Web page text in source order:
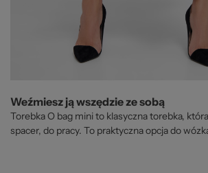
Weźmiesz ją wszędzie ze sobą
Torebka O bag mini to klasyczna torebka,
spacer, do pracy. To praktyczna opcja do